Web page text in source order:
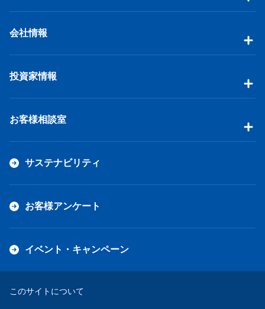
会社情報
投資家情報
お客様相談室
サステナビリティ
お客様アンケート
イベント・キャンペーン
このサイトについて